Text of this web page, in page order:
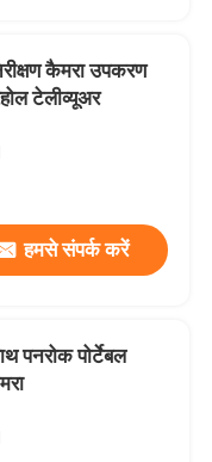
कैमरा उपकरण
टेलीव्यूअर
हमसे संपर्क करें
पनरोक पोर्टेबल